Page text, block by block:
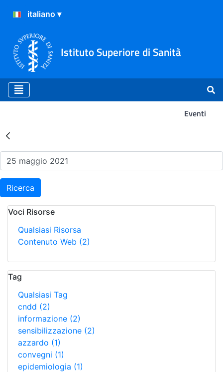
Istituto Superiore di Sanità
Eventi
Risultati della Ricerca -
Ricerca
Voci Risorse
Qualsiasi Risorsa
Contenuto Web (2)
Tag
Qualsiasi Tag
cndd (2)
informazione (2)
sensibilizzazione (2)
azzardo (1)
convegni (1)
epidemiologia (1)